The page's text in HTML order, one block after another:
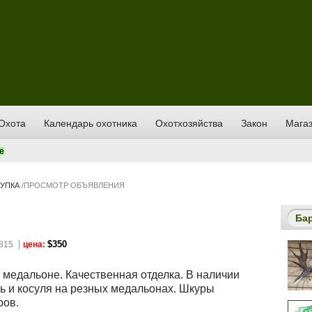
Календарь охотника Охотхозяйства Закон
/ПРОСМОТР ОБЪЯВЛЕНИЯ
цена: $350
Качественная отделка. В наличии
и косуля на резных медальонах. Шкуры